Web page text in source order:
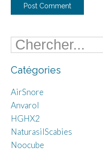
Catégories
AirSnore
Anvarol
HGHX2
NaturasilScabies
Noocube